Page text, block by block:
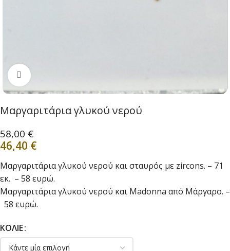
Click to enlarge
Μαργαριτάρια γλυκού νερού
58,00€
46,40 €
Μαργαριτάρια γλυκού νερού και σταυρός με zircons. – 71
εκ. – 58 ευρώ.
Μαργαριτάρια γλυκού νερού και Μadonna από Μάργαρο. –
58 ευρώ.
ΚΟΛΙΈ